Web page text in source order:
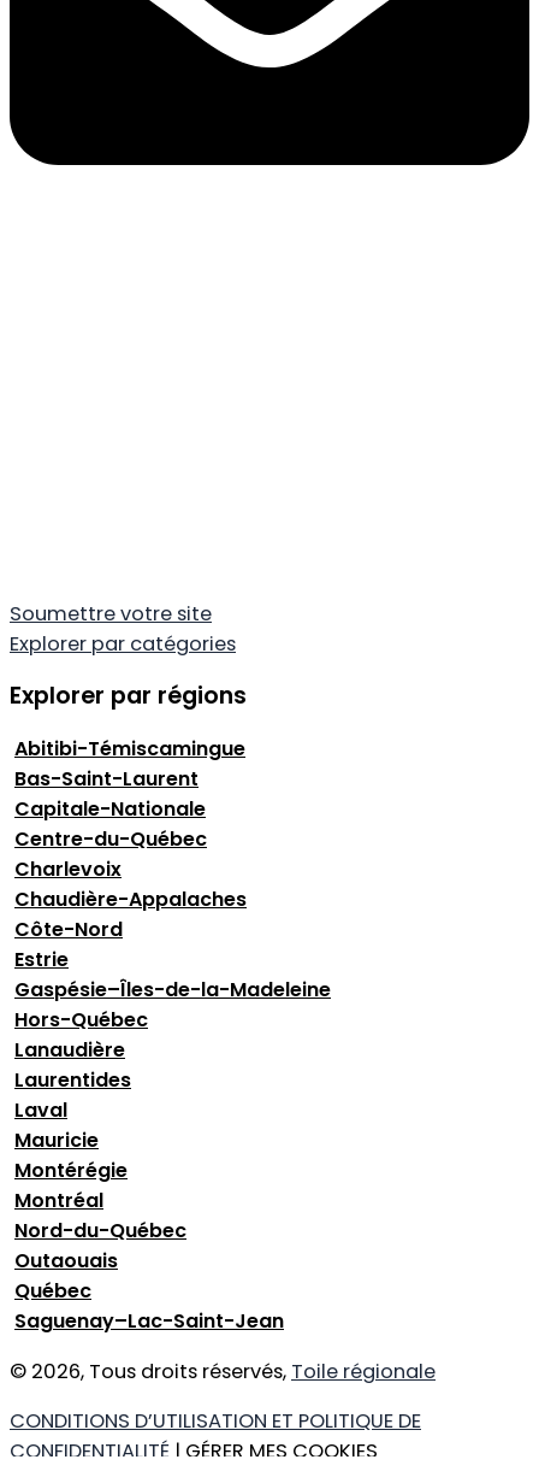
Soumettre votre site
Explorer par catégories
Explorer par régions
Abitibi-Témiscamingue
Bas-Saint-Laurent
Capitale-Nationale
Centre-du-Québec
Charlevoix
Chaudière-Appalaches
Côte-Nord
Estrie
Gaspésie–Îles-de-la-Madeleine
Hors-Québec
Lanaudière
Laurentides
Laval
Mauricie
Montérégie
Montréal
Nord-du-Québec
Outaouais
Québec
Saguenay–Lac-Saint-Jean
© 2026, Tous droits réservés, Toile régionale
CONDITIONS D’UTILISATION ET POLITIQUE DE
CONFIDENTIALITÉ | GÉRER MES COOKIES